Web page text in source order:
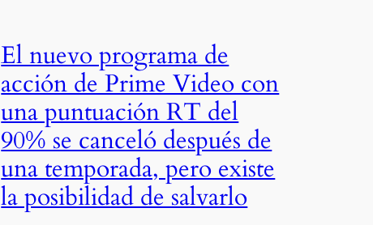
El nuevo programa de
acción de Prime Video con
una puntuación RT del
90% se canceló después de
una temporada, pero existe
la posibilidad de salvarlo